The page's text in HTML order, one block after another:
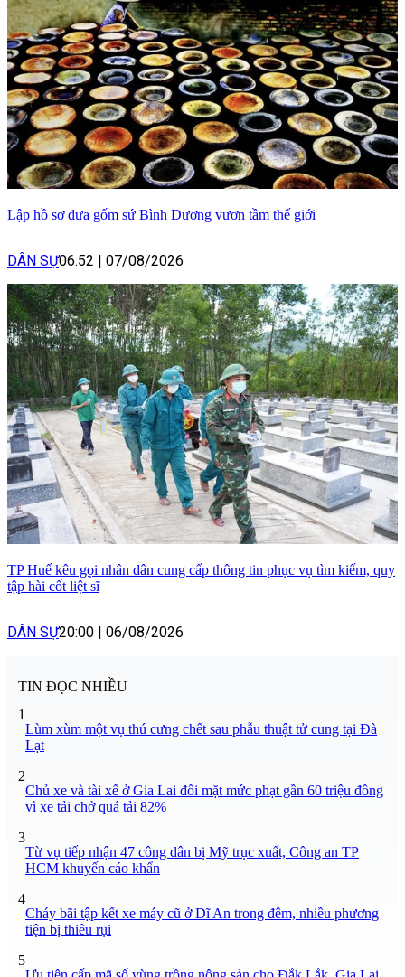
Lập hồ sơ đưa gốm sứ Bình Dương vươn tầm thế giới
DÂN SỰ06:52 | 07/08/2026
TP Huế kêu gọi nhân dân cung cấp thông tin phục vụ tìm kiếm, quy
tập hài cốt liệt sĩ
DÂN SỰ20:00 | 06/08/2026
TIN ĐỌC NHIỀU
1
Lùm xùm một vụ thú cưng chết sau phẫu thuật tử cung tại Đà
Lạt
2
Chủ xe và tài xế ở Gia Lai đối mặt mức phạt gần 60 triệu đồng
vì xe tải chở quá tải 82%
3
Từ vụ tiếp nhận 47 công dân bị Mỹ trục xuất, Công an TP
HCM khuyến cáo khẩn
4
Cháy bãi tập kết xe máy cũ ở Dĩ An trong đêm, nhiều phương
tiện bị thiêu rụi
5